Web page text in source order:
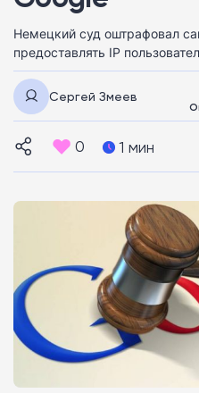
Немецкий суд оштрафовал
предоставлять IP
Сергей Змеев
0 1 мин